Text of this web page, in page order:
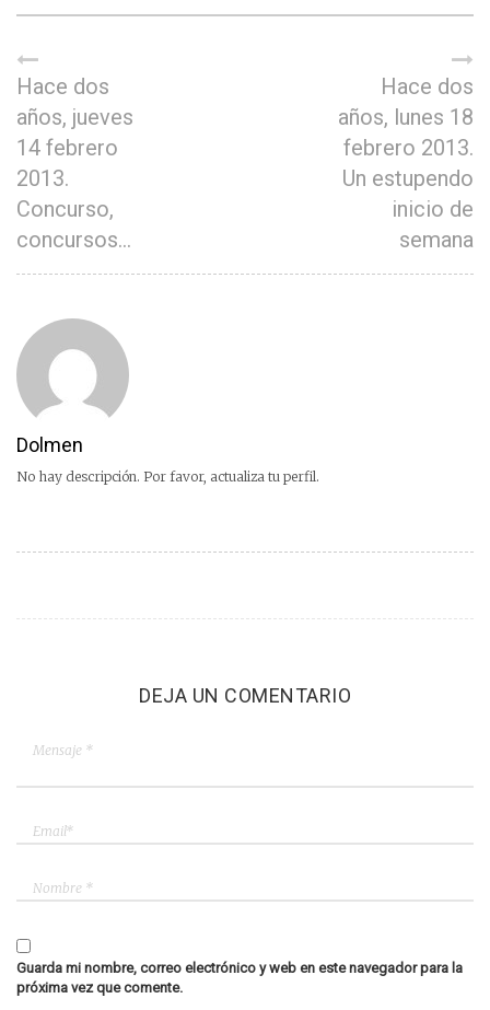
Hace dos
años, jueves
14 febrero
2013.
Concurso,
concursos…
Hace dos
años, lunes 18
febrero 2013.
Un estupendo
inicio de
semana
Dolmen
No hay descripción. Por favor, actualiza tu perfil.
DEJA UN COMENTARIO
Guarda mi nombre, correo electrónico y web en este navegador para la
próxima vez que comente.